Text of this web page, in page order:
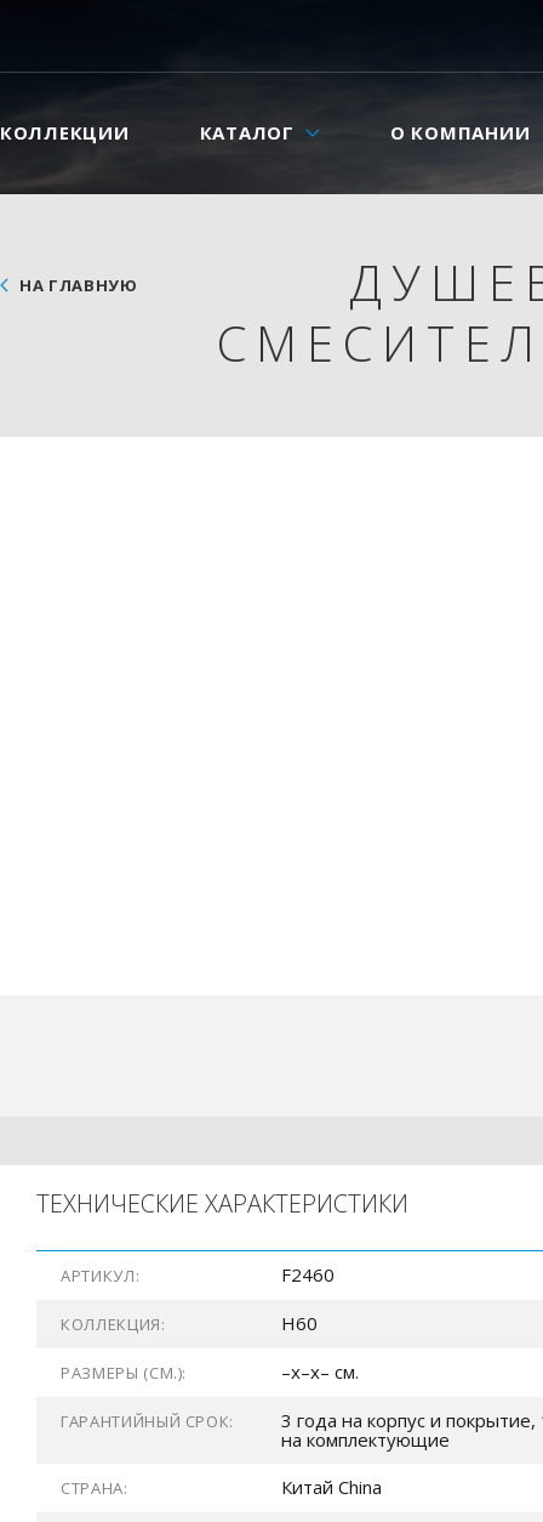
КОЛЛЕКЦИИ КАТАЛОГ О КОМПАНИИ
НА ГЛАВНУЮ
ТЕХНИЧЕСКИЕ ХАРАКТЕРИСТИКИ
АРТИКУЛ: F2460
КОЛЛЕКЦИЯ: H60
РАЗМЕРЫ (СМ.): –x–x– см.
ГАРАНТИЙНЫЙ СРОК:
3 года на корпус и покрытие,
на комплектующие
СТРАНА: Китай China